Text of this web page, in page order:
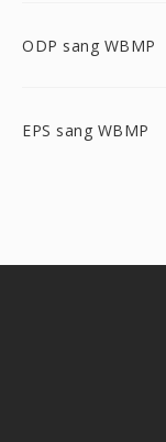
ODP sang WBMP
EPS sang WBMP